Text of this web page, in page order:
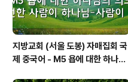
지방교회 (서울 도봉) 자매집회 국
제 중국어 - M5 욥에 대한 하나님